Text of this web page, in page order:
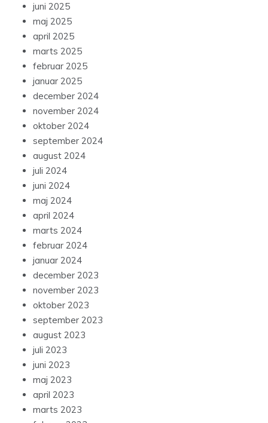
juni 2025
maj 2025
april 2025
marts 2025
februar 2025
januar 2025
december 2024
november 2024
oktober 2024
september 2024
august 2024
juli 2024
juni 2024
maj 2024
april 2024
marts 2024
februar 2024
januar 2024
december 2023
november 2023
oktober 2023
september 2023
august 2023
juli 2023
juni 2023
maj 2023
april 2023
marts 2023